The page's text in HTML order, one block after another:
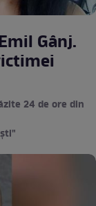
Gânj.
24 de ore din